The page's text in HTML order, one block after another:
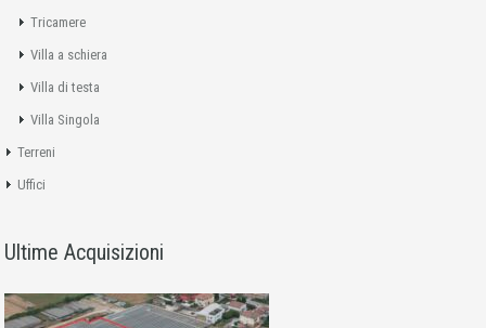
Tricamere
Villa a schiera
Villa di testa
Villa Singola
Terreni
Uffici
Ultime Acquisizioni